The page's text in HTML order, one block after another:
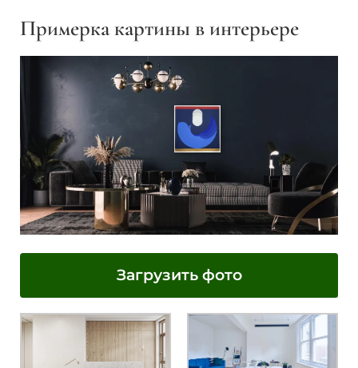
Примерка картины в интерьере
Загрузить фото